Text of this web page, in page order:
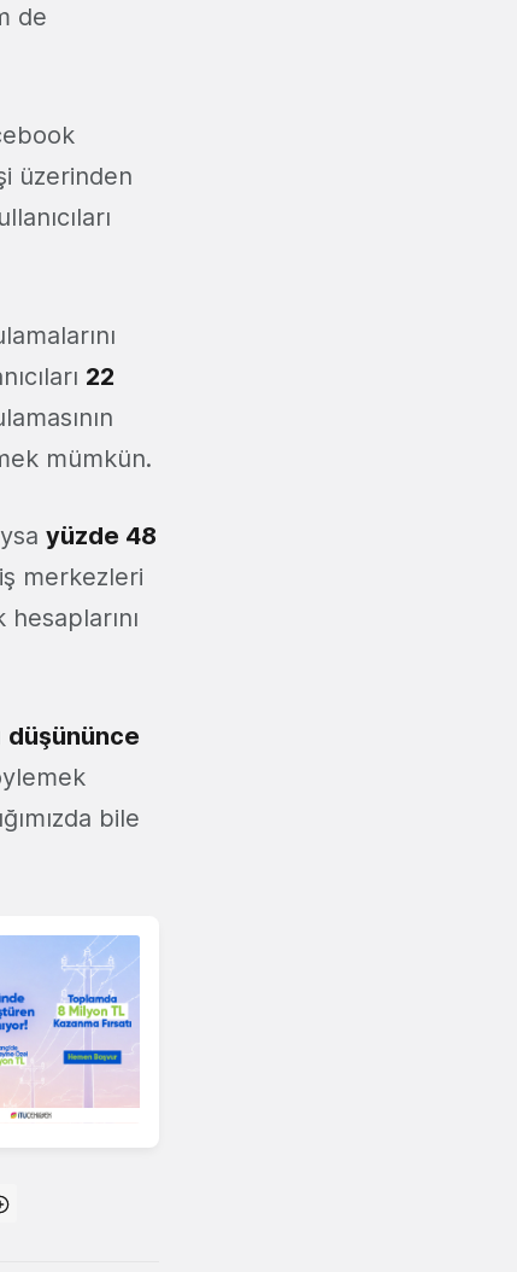
de
üzerinden
22
mümkün.
yüzde 48
merkezleri
düşününce
bile